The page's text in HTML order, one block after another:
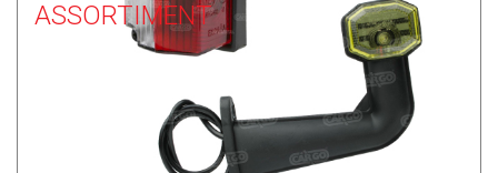
ASSORTIMENT